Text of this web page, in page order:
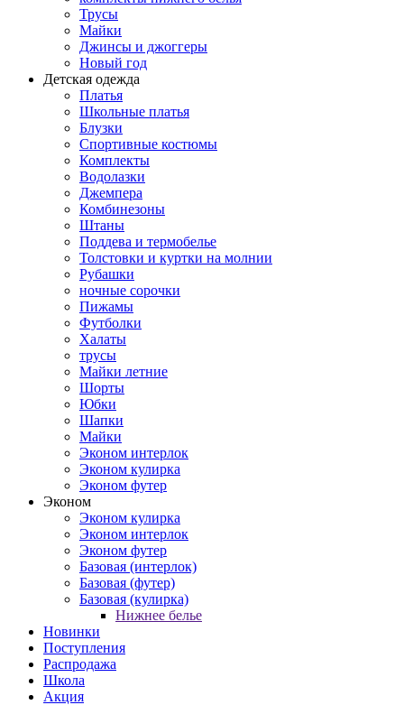
Трусы
Майки
Джинсы и джоггеры
Новый год
Детская одежда
Платья
Школьные платья
Блузки
Спортивные костюмы
Комплекты
Водолазки
Джемпера
Комбинезоны
Штаны
Поддева и термобелье
Толстовки и куртки на молнии
Рубашки
ночные сорочки
Пижамы
Футболки
Халаты
трусы
Майки летние
Шорты
Юбки
Шапки
Майки
Эконом интерлок
Эконом кулирка
Эконом футер
Эконом
Эконом кулирка
Эконом интерлок
Эконом футер
Базовая (интерлок)
Базовая (футер)
Базовая (кулирка)
Нижнее белье
Новинки
Поступления
Распродажа
Школа
Акция